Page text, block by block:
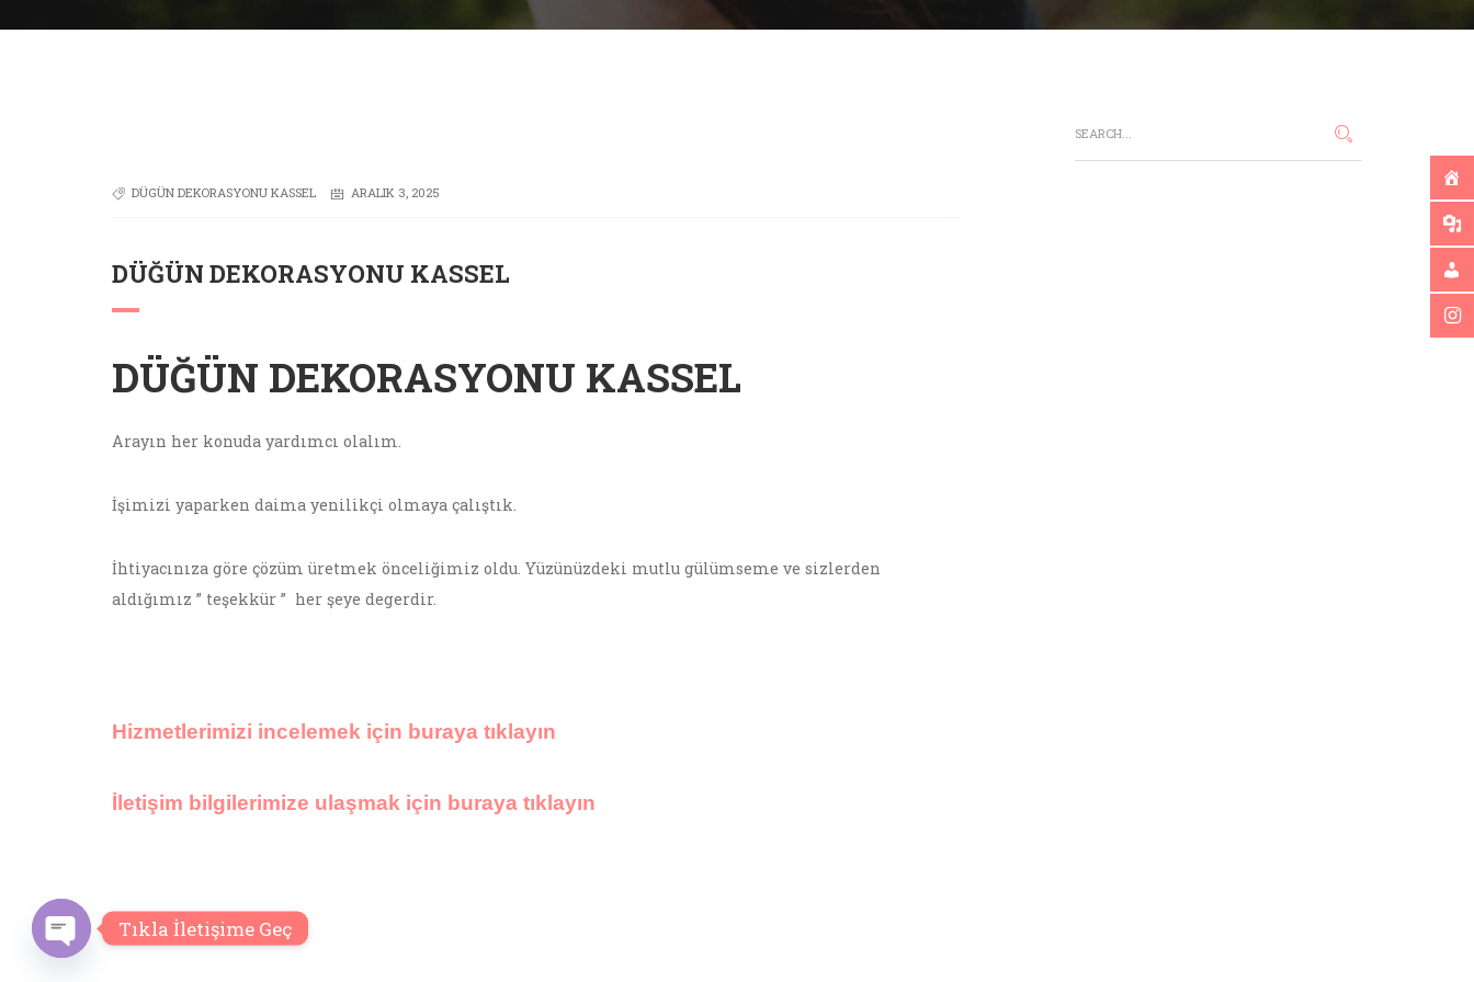
DÜGÜN DEKORASYONU KASSEL ARALIK 3, 2025
DÜĞÜN DEKORASYONU KASSEL
DÜĞÜN DEKORASYONU KASSEL
Arayın her konuda yardımcı olalım.
İşimizi yaparken daima yenilikçi olmaya çalıştık.
İhtiyacınıza göre çözüm üretmek önceliğimiz oldu. Yüzünüzdeki mutlu gülümseme ve sizlerden
aldığımız ” teşekkür ” her şeye degerdir.
Hizmetlerimizi incelemek için buraya tıklayın
İletişim bilgilerimize ulaşmak için buraya tıklayın
Tıkla İletişime Geç
O